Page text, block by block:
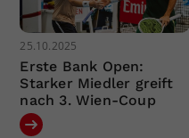
25.10.2025
Erste Bank Open:
Starker Miedler greift
nach 3. Wien-Coup